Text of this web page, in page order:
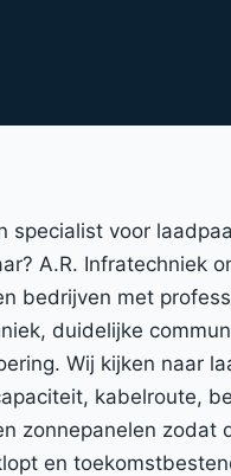
specialist voor
A.R. Infratechniek
bedrijven met
duidelijke
Wij kijken naar
kabelroute,
zonnepanelen zodat
en